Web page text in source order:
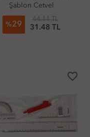
Şablon Cetvel
%29
44.11 TL
31.48 TL
favorite_border